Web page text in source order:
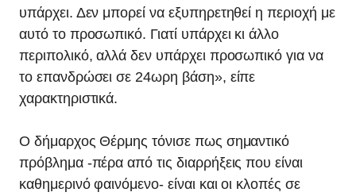
υπάρχει. Δεν μπορεί να εξυπηρετηθεί η περιοχή με
αυτό το προσωπικό. Γιατί υπάρχει κι άλλο
περιπολικό, αλλά δεν υπάρχει προσωπικό για να
το επανδρώσει σε 24ωρη βάση», είπε
χαρακτηριστικά.
Ο δήμαρχος Θέρμης τόνισε πως σημαντικό
πρόβλημα -πέρα από τις διαρρήξεις που είναι
καθημερινό φαινόμενο- είναι και οι κλοπές σε